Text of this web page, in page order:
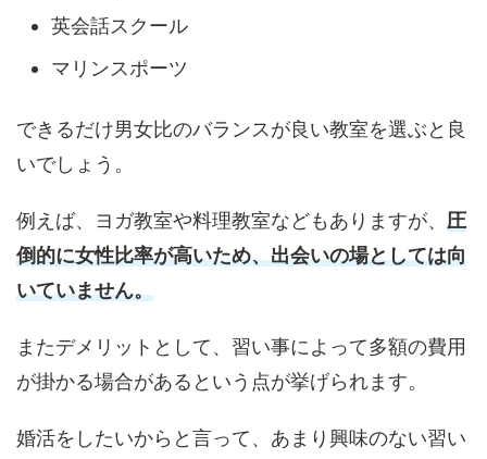
英会話スクール
マリンスポーツ
できるだけ男女比のバランスが良い教室を選ぶと良
いでしょう。
例えば、ヨガ教室や料理教室などもありますが、 圧
倒的に女性比率が高いため、出会いの場としては向
いていません。
またデメリットとして、習い事によって多額の費用
が掛かる場合があるという点が挙げられます。
婚活をしたいからと言って、あまり興味のない習い